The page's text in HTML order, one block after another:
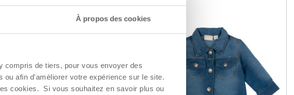
À propos des cookies
compris de tiers, pour vous envoyer des
ou afin d'améliorer votre expérience sur le site.
cookies. Si vous souhaitez en savoir plus ou